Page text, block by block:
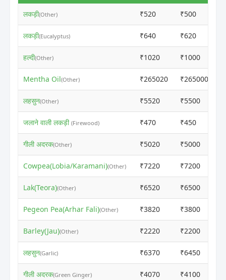
लकड़ी(Other) ₹520 ₹500
लकड़ी(Eucalyptus) ₹640 ₹620
हल्दी(Other) ₹1020 ₹1000
Mentha Oil(Other) ₹265020 ₹265000
लहसुन(Other) ₹5520 ₹5500
जलाने वाली लकड़ी (Firewood) ₹470 ₹450
गीली अदरक(Other) ₹5020 ₹5000
Cowpea(Lobia/Karamani)(Other) ₹7220 ₹7200
Lak(Teora)(Other) ₹6520 ₹6500
Pegeon Pea(Arhar Fali)(Other) ₹3820 ₹3800
Barley(Jau)(Other) ₹2220 ₹2200
लहसुन(Garlic) ₹6370 ₹6450
गीली अदरक(Green Ginger) ₹4070 ₹4100